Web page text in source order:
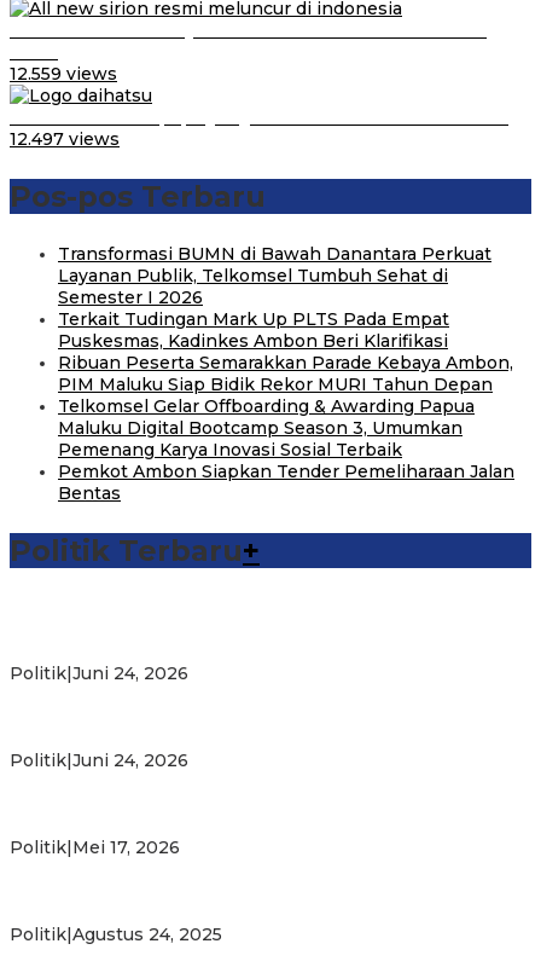
12.559 views
12.497 views
Pos-pos Terbaru
Transformasi BUMN di Bawah Danantara Perkuat
Layanan Publik, Telkomsel Tumbuh Sehat di
Semester I 2026
Terkait Tudingan Mark Up PLTS Pada Empat
Puskesmas, Kadinkes Ambon Beri Klarifikasi
Ribuan Peserta Semarakkan Parade Kebaya Ambon,
PIM Maluku Siap Bidik Rekor MURI Tahun Depan
Telkomsel Gelar Offboarding & Awarding Papua
Maluku Digital Bootcamp Season 3, Umumkan
Pemenang Karya Inovasi Sosial Terbaik
Pemkot Ambon Siapkan Tender Pemeliharaan Jalan
Bentas
Politik Terbaru+
Politik Juni 24, 2026
Politik Juni 24, 2026
Politik Mei 17, 2026
Politik Agustus 24, 2025